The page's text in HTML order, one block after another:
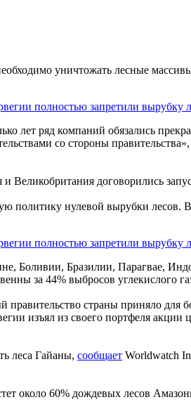
уничтожать лесные
лет ряд компаний обязались
со стороны
договорились
нулевой вырубки лесов.
Боливии, Бразилии, Парагвае,
за 44% выбросов углекислого
страны приняло для
изъял из своего портфеля
леса Гайаны, сообщает Worldwatch
около 60% дождевых лесов